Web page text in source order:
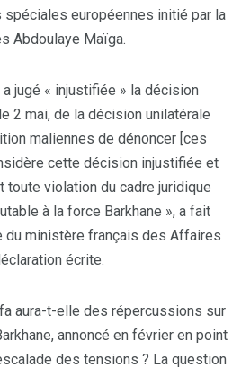
spéciales européennes initié par la
Abdoulaye Maïga.
jugé « injustifiée » la décision
2 mai, de la décision unilatérale
maliennes de dénoncer [ces
cette décision injustifiée et
violation du cadre juridique
à la force Barkhane », a fait
du ministère français des Affaires
écrite.
aura-t-elle des répercussions sur
annoncé en février en point
des tensions ? La question